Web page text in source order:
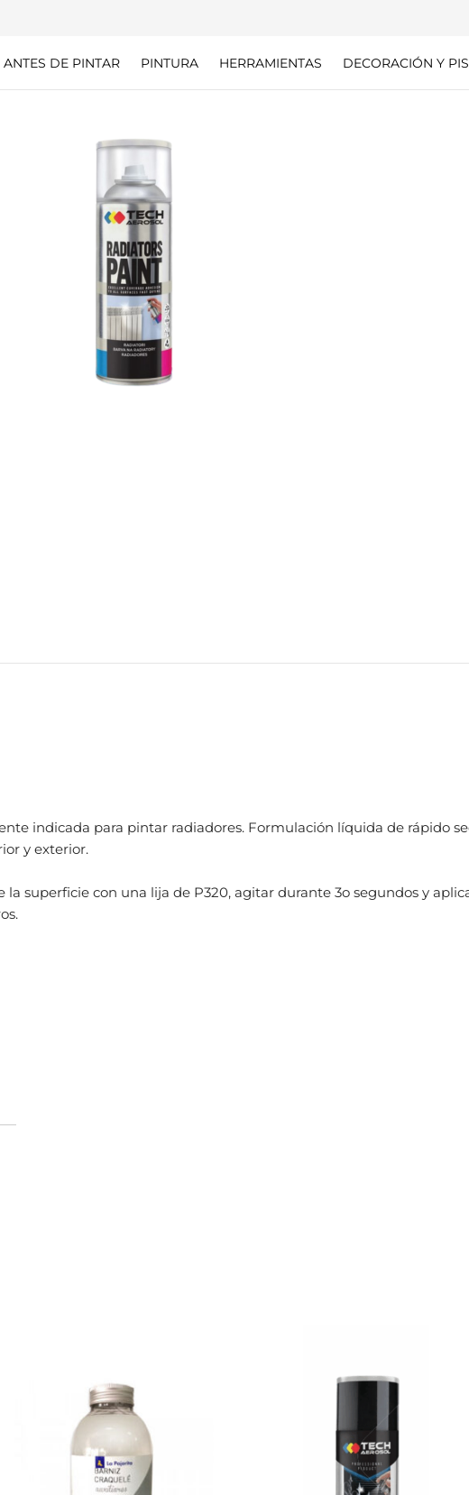
ANTES DE PINTAR PINTURA HERRAMIENTAS DECORACIÓN Y
indicada para pintar radiadores. Formulación líquida de rápido
y exterior.
superficie con una lija de P320, agitar durante 3o segundos y